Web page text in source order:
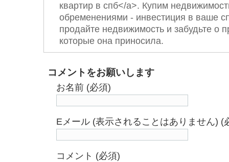
квартир в спб</a>. Купим
обременениями - инвестиция в ваше
продайте недвижимость и забудьте о
которые она приносила.
コメントをお願いします
お名前 (必須)
Eメール (表示されることはありません) (
コメント (必須)